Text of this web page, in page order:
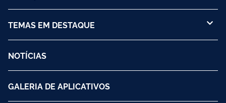
TEMAS EM DESTAQUE
NOTÍCIAS
GALERIA DE APLICATIVOS